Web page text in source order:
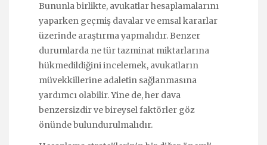
Bununla birlikte, avukatlar hesaplamalarını
yaparken geçmiş davalar ve emsal kararlar
üzerinde araştırma yapmalıdır. Benzer
durumlarda ne tür tazminat miktarlarına
hükmedildiğini incelemek, avukatların
müvekkillerine adaletin sağlanmasına
yardımcı olabilir. Yine de, her dava
benzersizdir ve bireysel faktörler göz
önünde bulundurulmalıdır.